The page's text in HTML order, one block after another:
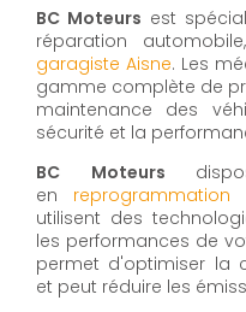
BC Moteurs est
réparation
garagiste Aisne. Les
gamme complète de
maintenance des
sécurité et la
BC Moteurs
en
reprogrammation
utilisent des
les performances de
permet d'optimiser la
et peut réduire les